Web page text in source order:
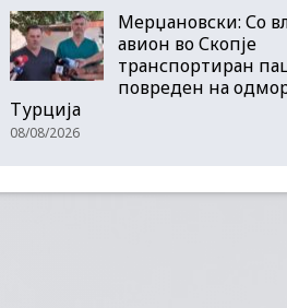
Мерџановски: Со
авион во Скопје
транспортиран
повреден на
Турција
08/08/2026